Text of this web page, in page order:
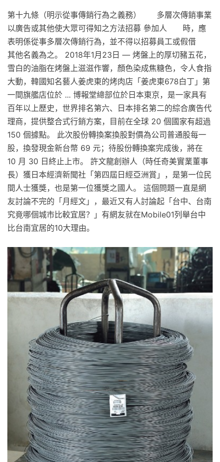
第十九條（明示從事傳銷行為之義務） 多層次傳銷事業
以廣告或其他使大眾可得知之方法招募 參加人 時，應
表明係從事多層次傳銷行為，並不得以招募員工或假借
其他名義為之。 2018年1月23日 — 烤盤上的厚切豬五花，
雪白的油脂在烤盤上滋滋作響，顏色染成焦糖色，令人食指
大動，韓國知名藝人姜虎東的烤肉店「姜虎東678白丁」第
一間旗艦店位於 ... 博報堂總部位於日本東京，是一家具有
百年以上歷史，世界排名第六、日本排名第二的綜合廣告代
理商，提供整合式行銷方案，目前在全球 20 個國家有超過
150 個據點。 此次股份轉換案換股對價為公司普通股每一
股，換發現金新台幣 69 元；待股份轉換案完成後，將在
10 月 30 日終止上市。 許文龍創辦人（時任奇美實業董事
長）獲日本經濟新聞社「第四屆日經亞洲賞」，是第一位民
間人士獲獎，也是第一位獲獎之國人。 這個問題一直是網
友討論不完的「月經文」，最近又有人討論起「台中、台南
究竟哪個城市比較宜居？」有網友就在Mobile01列舉台中
比台南宜居的10大理由。